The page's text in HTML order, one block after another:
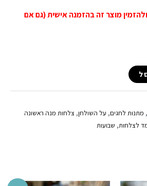
מוצר זה בהזמנה אישית (גם אם
, מתנות לחגים, על השולחן, צלחות מנה ראשונה
לצלחות, שבועות